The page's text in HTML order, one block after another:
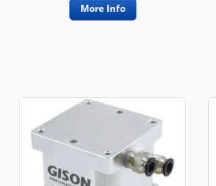
More Info